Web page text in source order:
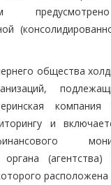
общества
и
органа